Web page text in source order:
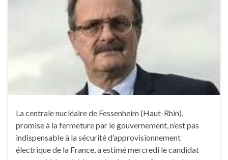
La centrale nucléaire de Fessenheim (Haut-Rhin),
promise à la fermeture par le gouvernement, n’est pas
indispensable à la sécurité d’approvisionnement
électrique de la France, a estimé mercredi le candidat